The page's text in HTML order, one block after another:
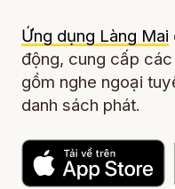
Ứng dụng Làng Mai
động, cung cấp
gồm nghe ngoại
danh sách phát.